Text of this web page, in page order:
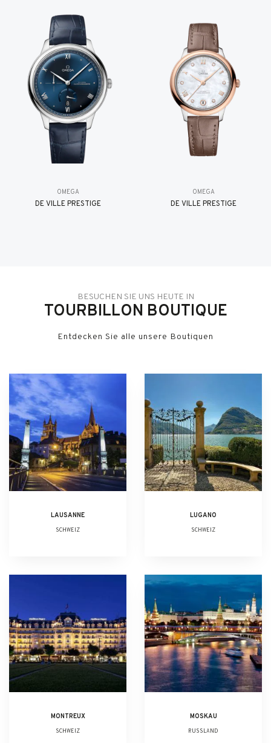
OMEGA
DE VILLE PRESTIGE
OMEGA
DE VILLE PRESTIGE
BESUCHEN SIE UNS HEUTE IN
TOURBILLON BOUTIQUE
Entdecken Sie alle unsere Boutiquen
LAUSANNE
SCHWEIZ
LUGANO
SCHWEIZ
MONTREUX
SCHWEIZ
MOSKAU
RUSSLAND